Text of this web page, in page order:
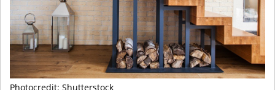
Photocredit: Shutterstock